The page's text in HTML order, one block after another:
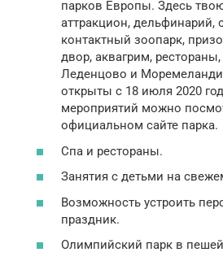
парков Европы. Здесь
аттракцион, дельфинарий,
контактный зоопарк,
двор, аквагрим,
Леденцово и
открыты с 18 июля 2020
мероприятий можно
официальном сайте парка.
Спа и рестораны.
Занятия с детьми на
Возможность устроить
праздник.
Олимпийский парк в